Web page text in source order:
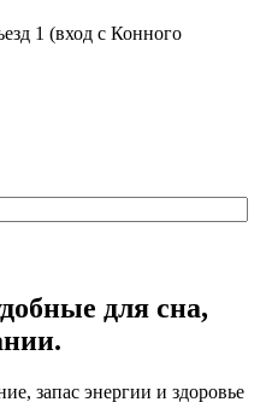
1 (вход с Конного
для сна,
запас энергии и здоровье